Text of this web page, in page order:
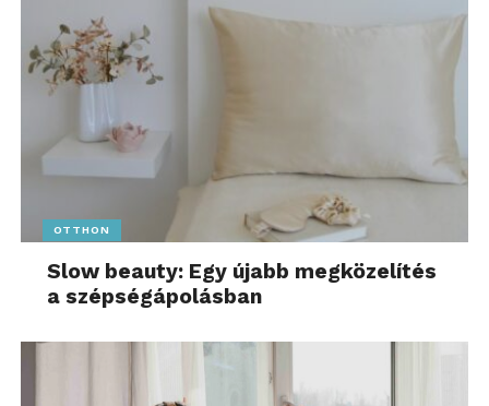
OTTHON
Slow beauty: Egy újabb megközelítés
a szépségápolásban